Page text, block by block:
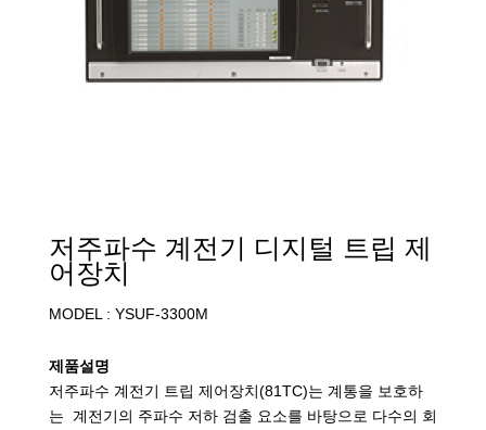
저주파수 계전기 디지털 트립 제
어장치
MODEL : YSUF-3300M
제품설명
저주파수 계전기 트립 제어장치(81TC)는 계통을 보호하
는 계전기의 주파수 저하 검출 요소를 바탕으로 다수의 회